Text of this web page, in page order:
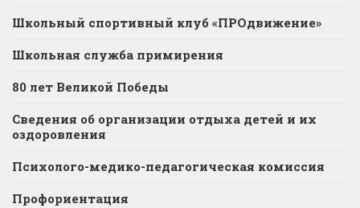
Школьный спортивный клуб «ПРОдвижение»
Школьная служба примирения
80 лет Великой Победы
Сведения об организации отдыха детей и их
оздоровления
Психолого-медико-педагогическая комиссия
Профориентация